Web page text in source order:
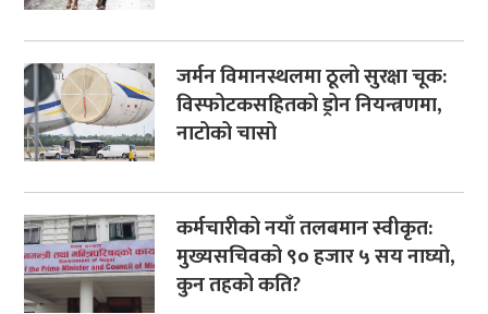
जर्मन विमानस्थलमा ठूलो सुरक्षा चूक:
विस्फोटकसहितको ड्रोन नियन्त्रणमा,
नाटोको चासो
कर्मचारीको नयाँ तलबमान स्वीकृत:
मुख्यसचिवको ९० हजार ५ सय नाघ्यो,
कुन तहको कति?